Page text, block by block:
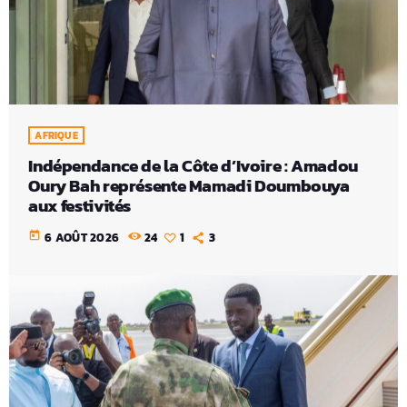
AFRIQUE
Indépendance de la Côte d’Ivoire : Amadou
Oury Bah représente Mamadi Doumbouya
aux festivités
today 6 AOÛT 2026 24 1 3